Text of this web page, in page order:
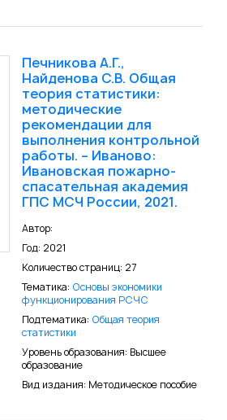
Печникова А.Г.,
Найденова С.В. Общая
теория статистики:
методические
рекомендации для
выполнения контрольной
работы. – Иваново:
Ивановская пожарно-
спасательная академия
ГПС МСЧ России, 2021.
Автор:
Год: 2021
Количество страниц: 27
Тематика: Основы экономики
функционирования РСЧС
Подтематика: Общая теория
статистики
Уровень образования: Высшее
образование
Вид издания: Методическое пособие